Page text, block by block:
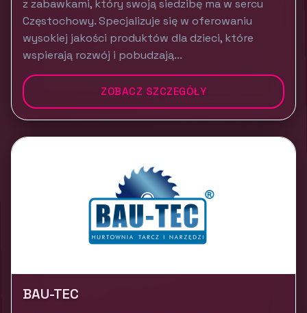
z zabawkami, który swoją siedzibę ma w sercu
Częstochowy. Specjalizuje się w oferowaniu
wysokiej jakości produktów dla dzieci, które
wspierają rozwój i pobudzają...
ZOBACZ SZCZEGÓŁY
BAU-TEC